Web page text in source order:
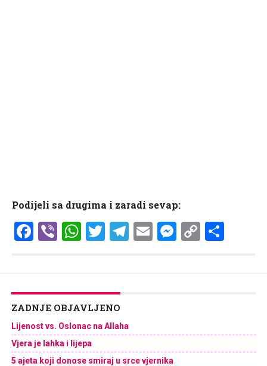
Podijeli sa drugima i zaradi sevap:
Facebook
ViberWhatsApp
Twitter
Telegram
EmailCopy
ZADNJE OBJAVLJENO
Lijenost vs. Oslonac na Allaha
Vjera je lahka i lijepa
5 ajeta koji donose smiraj u srce vjernika